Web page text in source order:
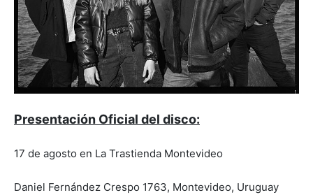
Presentación Oficial del disco:
17 de agosto en La Trastienda Montevideo
Daniel Fernández Crespo 1763, Montevideo, Uruguay